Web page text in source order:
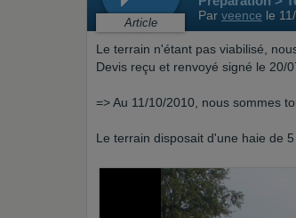
Article
Par veence le
Le terrain n'étant pas viabilisé,
Devis reçu et renvoyé signé le 20/
=> Au 11/10/2010, nous sommes
Le terrain disposait d'une haie de